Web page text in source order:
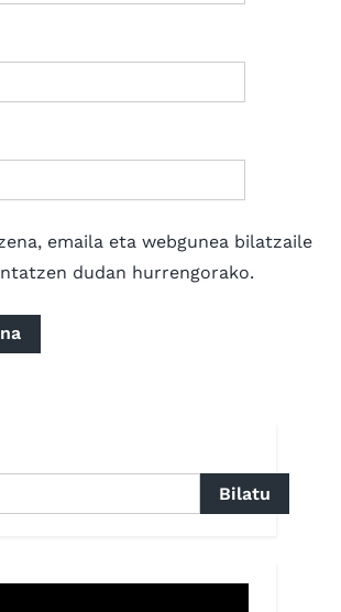
emaila eta webgunea bilatzaile
dudan hurrengorako.
Bilatu